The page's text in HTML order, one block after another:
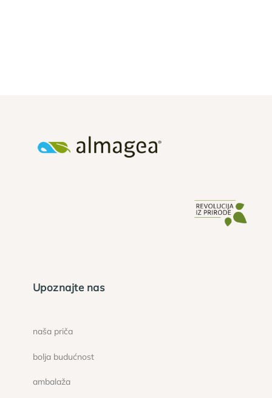
Upoznajte nas
naša priča
bolja budućnost
ambalaža